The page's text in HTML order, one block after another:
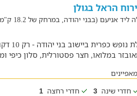
הראל בגולן
ליד אניעם (בבני יהודה, במרחק של 18.2 ק"מ)
במלואו, חצר פסטורלית, סלון כיפי
מאפיינים
חדרי שינה 3 חדרי רחצה 1